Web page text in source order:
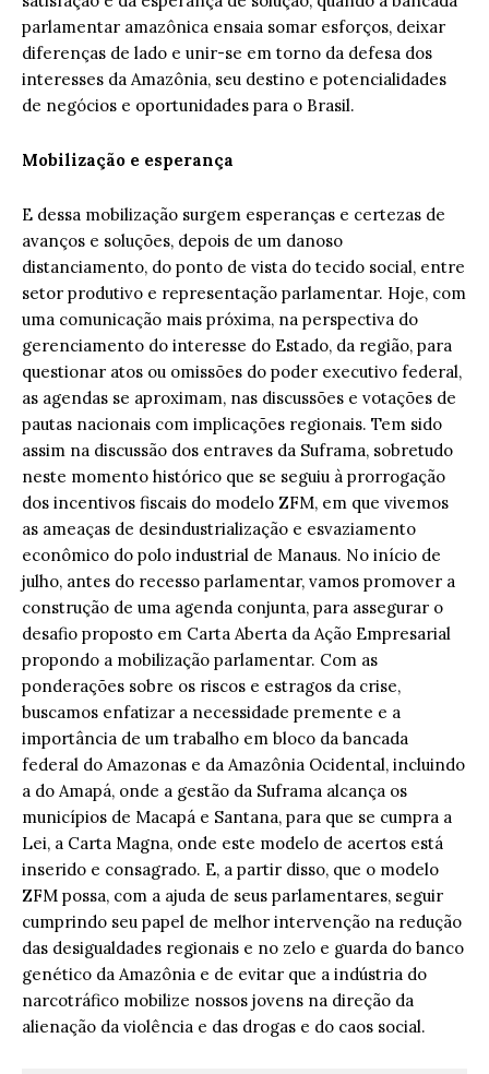
parlamentar amazônica ensaia somar esforços, deixar
diferenças de lado e unir-se em torno da defesa dos
interesses da Amazônia, seu destino e potencialidades
de negócios e oportunidades para o Brasil.
Mobilização e esperança
E dessa mobilização surgem esperanças e certezas de
avanços e soluções, depois de um danoso
distanciamento, do ponto de vista do tecido social, entre
setor produtivo e representação parlamentar. Hoje, com
uma comunicação mais próxima, na perspectiva do
gerenciamento do interesse do Estado, da região, para
questionar atos ou omissões do poder executivo federal,
as agendas se aproximam, nas discussões e votações de
pautas nacionais com implicações regionais. Tem sido
assim na discussão dos entraves da Suframa, sobretudo
neste momento histórico que se seguiu à prorrogação
dos incentivos fiscais do modelo ZFM, em que vivemos
as ameaças de desindustrialização e esvaziamento
econômico do polo industrial de Manaus. No início de
julho, antes do recesso parlamentar, vamos promover a
construção de uma agenda conjunta, para assegurar o
desafio proposto em Carta Aberta da Ação Empresarial
propondo a mobilização parlamentar. Com as
ponderações sobre os riscos e estragos da crise,
buscamos enfatizar a necessidade premente e a
importância de um trabalho em bloco da bancada
federal do Amazonas e da Amazônia Ocidental, incluindo
a do Amapá, onde a gestão da Suframa alcança os
municípios de Macapá e Santana, para que se cumpra a
Lei, a Carta Magna, onde este modelo de acertos está
inserido e consagrado. E, a partir disso, que o modelo
ZFM possa, com a ajuda de seus parlamentares, seguir
cumprindo seu papel de melhor intervenção na redução
das desigualdades regionais e no zelo e guarda do banco
genético da Amazônia e de evitar que a indústria do
narcotráfico mobilize nossos jovens na direção da
alienação da violência e das drogas e do caos social.